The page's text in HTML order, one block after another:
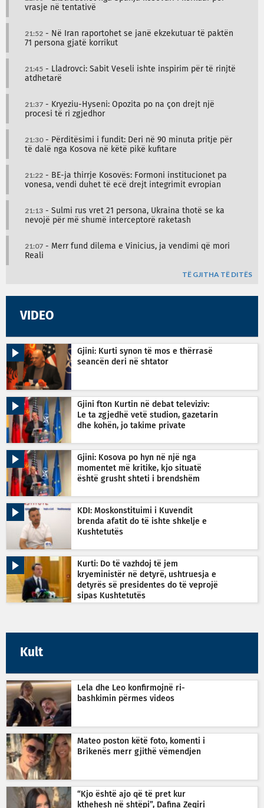
vrasje në tentativë
21:52 - Në Iran raportohet se janë ekzekutuar të paktën
71 persona gjatë korrikut
21:45 - Lladrovci: Sabit Veseli ishte inspirim për të rinjtë
atdhetarë
21:37 - Kryeziu-Hyseni: Opozita po na çon drejt një
procesi të ri zgjedhor
21:30- Përditësimi i fundit: Deri në 90 minuta pritje për
të dalë nga Kosova në këtë pikë kufitare
21:22 - BE-ja thirrje Kosovës: Formoni institucionet pa
vonesa, vendi duhet të ecë drejt integrimit evropian
21:13 - Sulmi rus vret 21 persona, Ukraina thotë se ka
nevojë për më shumë interceptorë raketash
21:07 - Merr fund dilema e Vinicius, ja vendimi që mori
Reali
TË GJITHA TË DITËS
VIDEO
Gjini: Kurti synon të mos e thërrasë
seancën deri në shtator
Gjini fton Kurtin në debat televiziv:
Le ta zgjedhë vetë studion, gazetarin
dhe kohën, jo takime private
Gjini: Kosova po hyn në një nga
momentet më kritike, kjo situatë
është grusht shteti i brendshëm
KDI: Moskonstituimi i Kuvendit
brenda afatit do të ishte shkelje e
Kushtetutës
Kurti: Do të vazhdoj të jem
kryeministër në detyrë, ushtruesja e
detyrës së presidentes do të veprojë
sipas Kushtetutës
Kult
Lela dhe Leo konfirmojnë ri-
bashkimin përmes videos
Mateo poston këtë foto, komenti i
Brikenës merr gjithë vëmendjen
“Kjo është ajo që të pret kur
kthehesh në shtëpi”, Dafina Zeqiri